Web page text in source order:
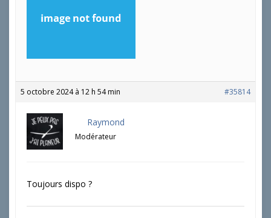
5 octobre 2024 à 12 h 54 min #35814
Raymond
Modérateur
Toujours dispo ?